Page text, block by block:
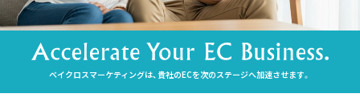
ベイクロスマーケティングは、貴社のECを次のステージへ加速させます。